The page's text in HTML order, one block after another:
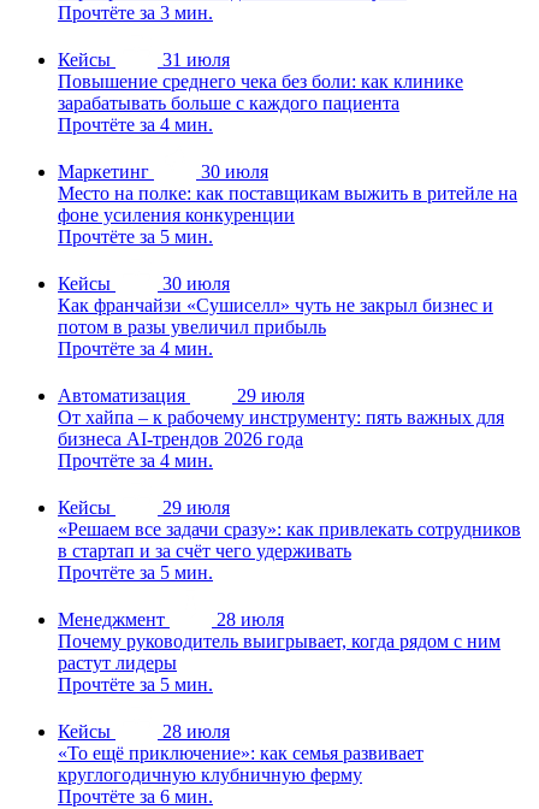
Прочтёте за 3 мин.
Кейсы
31 июля
Повышение среднего чека без боли: как клинике
зарабатывать больше с каждого пациента
Прочтёте за 4 мин.
Маркетинг
30 июля
Место на полке: как поставщикам выжить в ритейле на
фоне усиления конкуренции
Прочтёте за 5 мин.
Кейсы
30 июля
Как франчайзи «Сушиселл» чуть не закрыл бизнес и
потом в разы увеличил прибыль
Прочтёте за 4 мин.
Автоматизация
29 июля
От хайпа – к рабочему инструменту: пять важных для
бизнеса AI-трендов 2026 года
Прочтёте за 4 мин.
Кейсы
29 июля
«Решаем все задачи сразу»: как привлекать сотрудников
в стартап и за счёт чего удерживать
Прочтёте за 5 мин.
Менеджмент
28 июля
Почему руководитель выигрывает, когда рядом с ним
растут лидеры
Прочтёте за 5 мин.
Кейсы
28 июля
«То ещё приключение»: как семья развивает
круглогодичную клубничную ферму
Прочтёте за 6 мин.